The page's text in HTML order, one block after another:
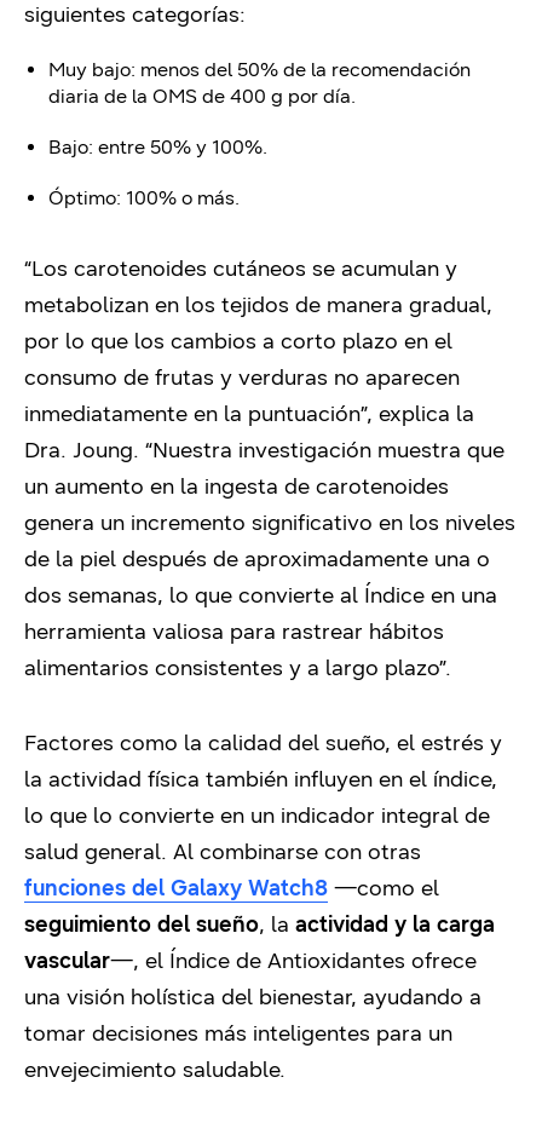
siguientes categorías:
Muy bajo: menos del 50% de la recomendación
diaria de la OMS de 400 g por día.
Bajo: entre 50% y 100%.
Óptimo: 100% o más.
“Los carotenoides cutáneos se acumulan y
metabolizan en los tejidos de manera gradual,
por lo que los cambios a corto plazo en el
consumo de frutas y verduras no aparecen
inmediatamente en la puntuación”, explica la
Dra. Joung. “Nuestra investigación muestra que
un aumento en la ingesta de carotenoides
genera un incremento significativo en los niveles
de la piel después de aproximadamente una o
dos semanas, lo que convierte al Índice en una
herramienta valiosa para rastrear hábitos
alimentarios consistentes y a largo plazo”.
Factores como la calidad del sueño, el estrés y
la actividad física también influyen en el índice,
lo que lo convierte en un indicador integral de
salud general. Al combinarse con otras
funciones del Galaxy Watch8 —como el
seguimiento del sueño, la actividad y la carga
vascular—, el Índice de Antioxidantes ofrece
una visión holística del bienestar, ayudando a
tomar decisiones más inteligentes para un
envejecimiento saludable.